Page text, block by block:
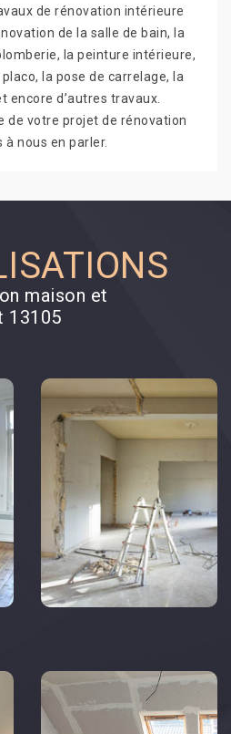
de rénovation intérieure
de la salle de bain, la
la peinture intérieure,
la pose de carrelage, la
encore d’autres travaux.
de votre projet de rénovation
à nous en parler.
maison et
13105